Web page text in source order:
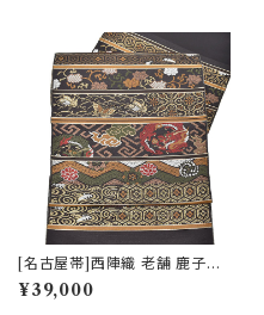
[名古屋帯]西陣織 老舗 鹿子井
山田 謹製 九寸帯 正絹 日本製
(商品番号:22485)
¥39,000